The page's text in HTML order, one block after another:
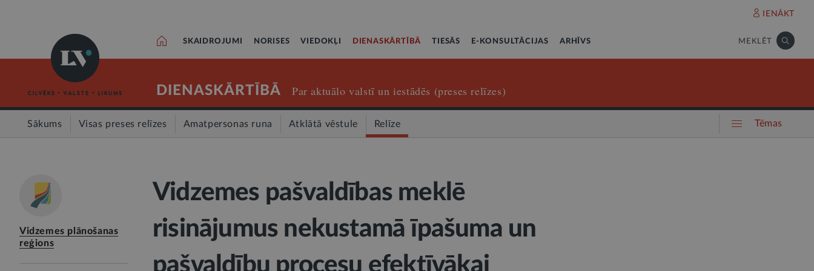
IENĀKT
SKAIDROJUMI NORISES VIEDOKĻI DIENASKĀRTĪBĀ TIESĀS E-KONSULTĀCIJAS ARHĪVS MEKLĒT
DIENASKĀRTĪBĀ Par aktuālo valstī un iestādēs (preses relīzes)
Sākums Visas preses relīzes Amatpersonas runa Atklātā vēstule Relīze Tēmas
Vidzemes plānošanas
reģions
Vidzemes pašvaldības meklē
risinājumus nekustamā īpašuma un
pašvaldību procesu efektīvākai